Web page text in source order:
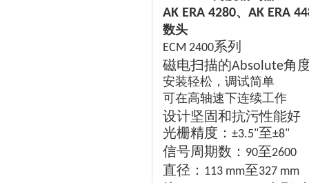
AK ERA 4280、 AK ERA
数头
ECM 2400系列
磁电扫描的Absolute角
安装轻松，调试简单
可在高轴速下连续工作
设计坚固和抗污性能好
光栅精度： ±3.5"至±8"
信号周期数： 90至2600
直径： 113 mm至327 mm